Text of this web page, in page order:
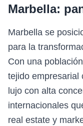
Marbella:
Marbella se
para la
Con una
tejido empresarial
lujo con alta
internacionales
real estate y